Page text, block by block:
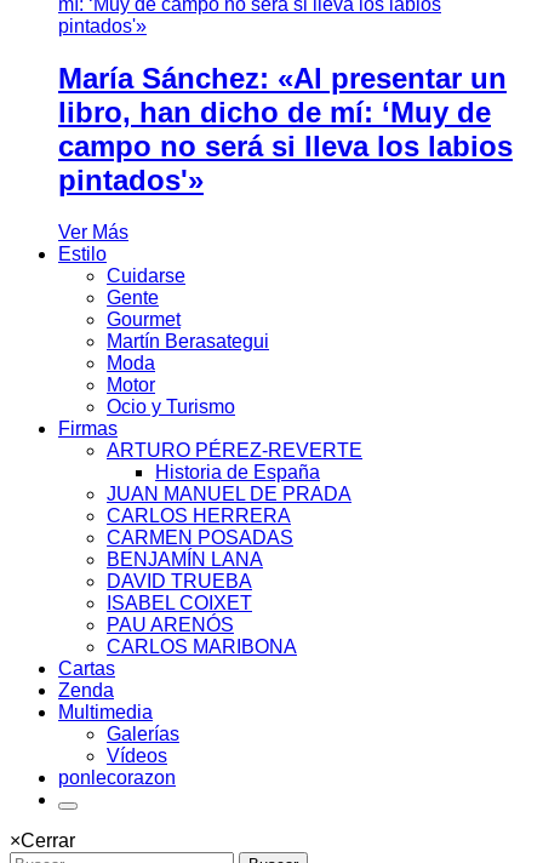
María Sánchez: «Al presentar un
libro, han dicho de mí: ‘Muy de
campo no será si lleva los labios
pintados'»
Ver Más
Estilo
Cuidarse
Gente
Gourmet
Martín Berasategui
Moda
Motor
Ocio y Turismo
Firmas
ARTURO PÉREZ-REVERTE
Historia de España
JUAN MANUEL DE PRADA
CARLOS HERRERA
CARMEN POSADAS
BENJAMÍN LANA
DAVID TRUEBA
ISABEL COIXET
PAU ARENÓS
CARLOS MARIBONA
Cartas
Zenda
Multimedia
Galerías
Vídeos
ponlecorazon
×Cerrar